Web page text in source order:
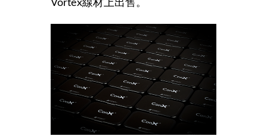
Vortex線材上出售。